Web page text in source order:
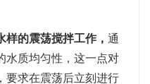
的震荡搅拌工作， 通
水质均匀性，这一点对
要求在震荡后立刻进行